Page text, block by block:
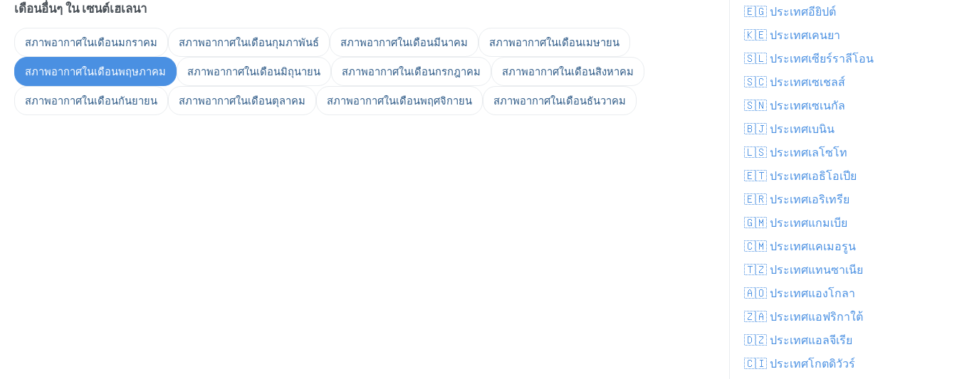
เดือนอื่นๆ ใน เซนต์เฮเลนา
สภาพอากาศในเดือนมกราคม สภาพอากาศในเดือนกุมภาพันธ์ สภาพอากาศในเดือนมีนาคม สภาพอากาศในเดือนเมษายน
สภาพอากาศในเดือนพฤษภาคม สภาพอากาศในเดือนมิถุนายน สภาพอากาศในเดือนกรกฎาคม สภาพอากาศในเดือนสิงหาคม
สภาพอากาศในเดือนกันยายน สภาพอากาศในเดือนตุลาคม สภาพอากาศในเดือนพฤศจิกายน สภาพอากาศในเดือนธันวาคม
🇪🇬 ประเทศอียิปต์
🇰🇪 ประเทศเคนยา
🇸🇱 ประเทศเซียร์ราลีโอน
🇸🇨 ประเทศเซเชลส์
🇸🇳 ประเทศเซเนกัล
🇧🇯 ประเทศเบนิน
🇱🇸 ประเทศเลโซโท
🇪🇹 ประเทศเอธิโอเปีย
🇪🇷 ประเทศเอริเทรีย
🇬🇲 ประเทศแกมเบีย
🇨🇲 ประเทศแคเมอรูน
🇹🇿 ประเทศแทนซาเนีย
🇦🇴 ประเทศแองโกลา
🇿🇦 ประเทศแอฟริกาใต้
🇩🇿 ประเทศแอลจีเรีย
🇨🇮 ประเทศโกตดิวัวร์